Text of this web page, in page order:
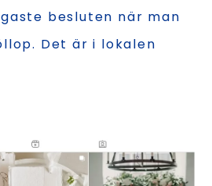
besluten när man
Det är i lokalen